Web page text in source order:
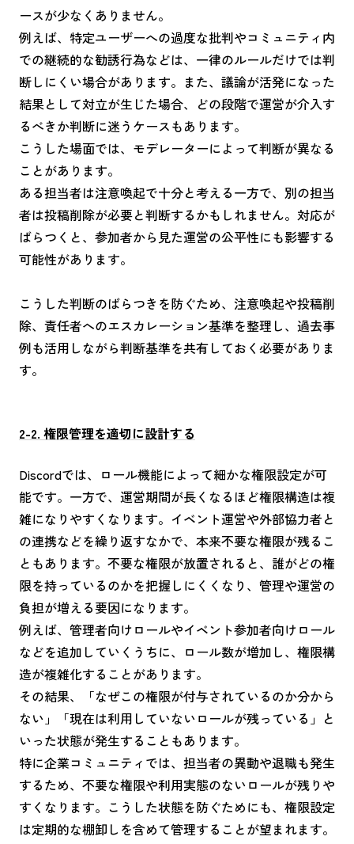
ースが少なくありません。
例えば、特定ユーザーへの過度な批判やコミュニティ内
での継続的な勧誘行為などは、一律のルールだけでは判
断しにくい場合があります。また、議論が活発になった
結果として対立が生じた場合、どの段階で運営が介入す
るべきか判断に迷うケースもあります。
こうした場面では、モデレーターによって判断が異なる
ことがあります。
ある担当者は注意喚起で十分と考える一方で、別の担当
者は投稿削除が必要と判断するかもしれません。対応が
ばらつくと、参加者から見た運営の公平性にも影響する
可能性があります。
こうした判断のばらつきを防ぐため、注意喚起や投稿削
除、責任者へのエスカレーション基準を整理し、過去事
例も活用しながら判断基準を共有しておく必要がありま
す。
2-2. 権限管理を適切に設計する
Discordでは、ロール機能によって細かな権限設定が可
能です。一方で、運営期間が長くなるほど権限構造は複
雑になりやすくなります。イベント運営や外部協力者と
の連携などを繰り返すなかで、本来不要な権限が残るこ
ともあります。不要な権限が放置されると、誰がどの権
限を持っているのかを把握しにくくなり、管理や運営の
負担が増える要因になります。
例えば、管理者向けロールやイベント参加者向けロール
などを追加していくうちに、ロール数が増加し、権限構
造が複雑化することがあります。
その結果、「なぜこの権限が付与されているのか分から
ない」「現在は利用していないロールが残っている」と
いった状態が発生することもあります。
特に企業コミュニティでは、担当者の異動や退職も発生
するため、不要な権限や利用実態のないロールが残りや
すくなります。こうした状態を防ぐためにも、権限設定
は定期的な棚卸しを含めて管理することが望まれます。